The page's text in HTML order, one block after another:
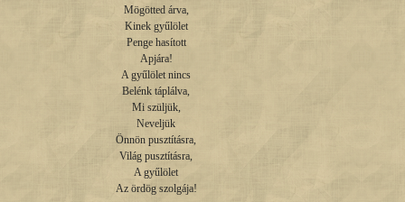
Mögötted árva,
Kinek gyűlölet
Penge hasított
Apjára!
A gyűlölet nincs
Belénk táplálva,
Mi szüljük,
Neveljük
Önnön pusztításra,
Világ pusztításra,
A gyűlölet
Az ördög szolgája!